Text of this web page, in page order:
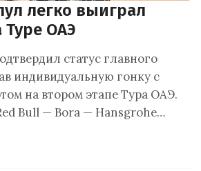
легко выиграл
Туре ОАЭ
статус главного
индивидуальную гонку с
на втором этапе Тура ОАЭ.
Bull — Bora — Hansgrohe…